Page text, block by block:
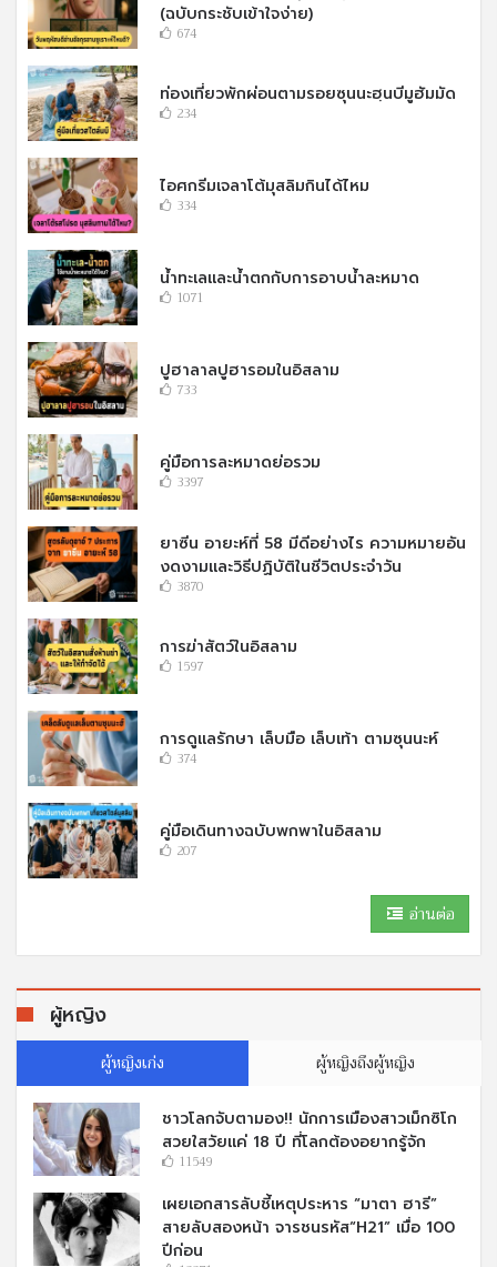
(ฉบับกระชับเข้าใจง่าย)
674
ท่องเที่ยวพักผ่อนตามรอยซุนนะฮฺนบีมูฮัมมัด
234
ไอศกรีมเจลาโต้มุสลิมกินได้ไหม
334
น้ำทะเลและน้ำตกกับการอาบน้ำละหมาด
1071
ปูฮาลาลปูฮารอมในอิสลาม
733
คู่มือการละหมาดย่อรวม
3397
ยาซีน อายะห์ที่ 58 มีดีอย่างไร ความหมายอัน
งดงามและวิธีปฏิบัติในชีวิตประจำวัน
3870
การฆ่าสัตว์ในอิสลาม
1597
การดูแลรักษา เล็บมือ เล็บเท้า ตามซุนนะห์
374
คู่มือเดินทางฉบับพกพาในอิสลาม
207
อ่านต่อ
ผู้หญิง
ผู้หญิงเก่ง ผู้หญิงถึงผู้หญิง
ชาวโลกจับตามอง!! นักการเมืองสาวเม็กซิโก
สวยใสวัยแค่ 18 ปี ที่โลกต้องอยากรู้จัก
11549
เผยเอกสารลับชี้เหตุประหาร “มาตา ฮารี”
สายลับสองหน้า จารชนรหัส“H21” เมื่อ 100
ปีก่อน